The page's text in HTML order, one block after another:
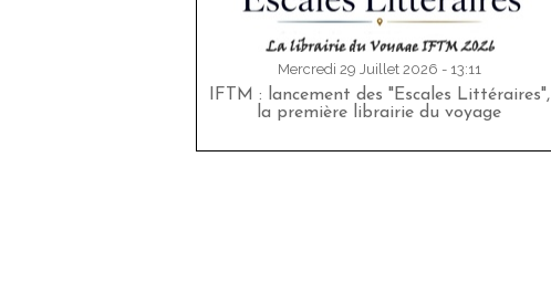
Mercredi 29 Juillet 2026 - 13:11
IFTM : lancement des "Escales Littéraires",
la première librairie du voyage